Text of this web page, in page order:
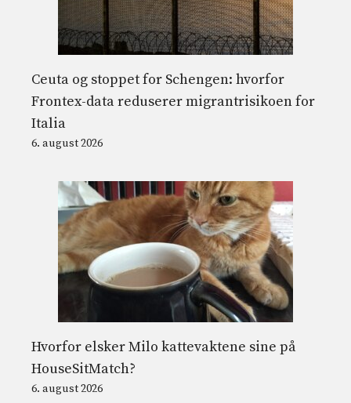
Ceuta og stoppet for Schengen: hvorfor
Frontex-data reduserer migrantrisikoen for
Italia
6. august 2026
Hvorfor elsker Milo kattevaktene sine på
HouseSitMatch?
6. august 2026